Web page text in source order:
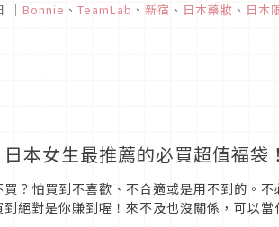
｜ Bonnie 、 TeamLab 、 新宿 、 日本藥妝 、 日本
本女生最推薦的必買超值福袋！
？怕買到不喜歡、不合適或是用不到的。
絕對是你賺到喔！來不及也沒關係，可以